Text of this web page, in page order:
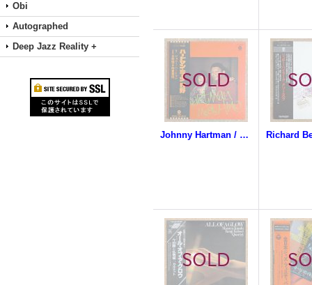
Obi
Autographed
Deep Jazz Reality +
Johnny Hartman / Terumasa Hino - Hartman Meets Hino